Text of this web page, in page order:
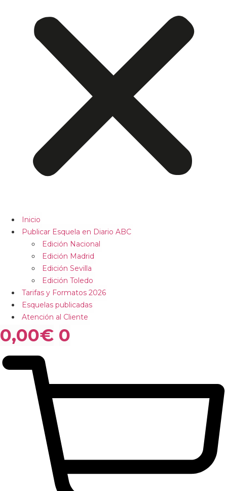
Inicio
Publicar Esquela en Diario ABC
Edición Nacional
Edición Madrid
Edición Sevilla
Edición Toledo
Tarifas y Formatos 2026
Esquelas publicadas
Atención al Cliente
0,00€ 0